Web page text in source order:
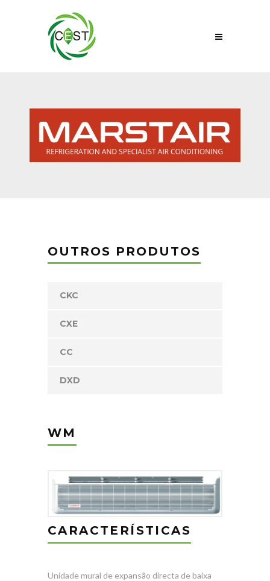
OUTROS PRODUTOS
CKC
CXE
CC
DXD
WM
CARACTERÍSTICAS
Unidade mural de expansão directa de baixa